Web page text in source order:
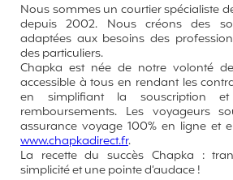
Nous sommes un courtier spécialiste
depuis 2002. Nous créons des
adaptées aux besoins des
des particuliers.
Chapka est née de notre volonté
accessible à tous en rendant les
en simplifiant la souscription
remboursements. Les voyageurs
assurance voyage 100% en ligne et
www.chapkadirect.fr.
La recette du succès Chapka :
simplicité et une pointe d’audace !